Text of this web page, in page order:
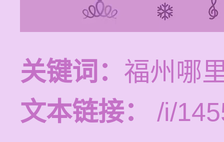
关键词： 福州哪
文本链接：
/i/